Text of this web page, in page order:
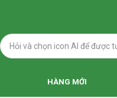
HÀNG MỚI